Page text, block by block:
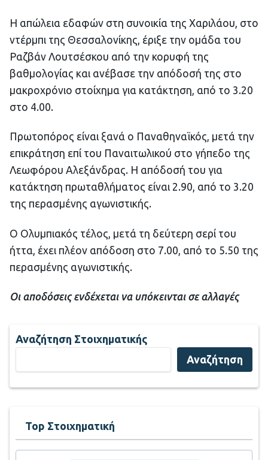
Η απώλεια εδαφών στη συνοικία της Χαριλάου, στο
ντέρμπι της Θεσσαλονίκης, έριξε την ομάδα του
Ραζβάν Λουτσέσκου από την κορυφή της
βαθμολογίας και ανέβασε την απόδοσή της στο
μακροχρόνιο στοίχημα για κατάκτηση, από το 3.20
στο 4.00.
Πρωτοπόρος είναι ξανά ο Παναθηναϊκός, μετά την
επικράτηση επί του Παναιτωλικού στο γήπεδο της
Λεωφόρου Αλεξάνδρας. Η απόδοσή του για
κατάκτηση πρωταθλήματος είναι 2.90, από το 3.20
της περασμένης αγωνιστικής.
Ο Ολυμπιακός τέλος, μετά τη δεύτερη σερί του
ήττα, έχει πλέον απόδοση στο 7.00, από το 5.50 της
περασμένης αγωνιστικής.
Οι αποδόσεις ενδέχεται να υπόκεινται σε αλλαγές
Αναζήτηση Στοιχηματικής
Αναζήτηση
Top Στοιχηματική